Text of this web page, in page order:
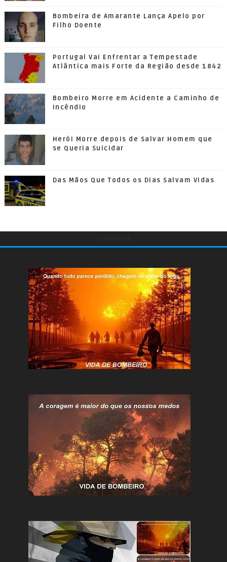
Bombeira de Amarante Lança Apelo por
Filho Doente
Portugal Vai Enfrentar a Tempestade
Atlântica mais Forte da Região desde 1842
Bombeiro Morre em Acidente a Caminho de
Incêndio
Herói Morre depois de Salvar Homem que
se Queria Suicidar
Das Mãos Que Todos os Dias Salvam Vidas